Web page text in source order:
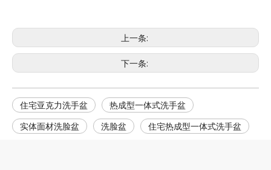
上一条:
下一条:
住宅亚克力洗手盆
热成型一体式洗手盆
实体面材洗脸盆
洗脸盆 住宅热成型一体式洗手盆